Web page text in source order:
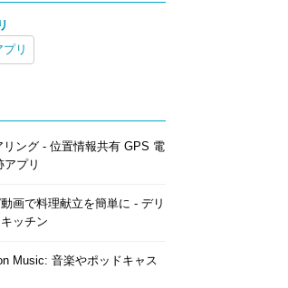
リ
リング - 位置情報共有 GPS 電
アプリ
画で料理献立を簡単‪に - デリ
ッチン
Music: 音楽やポッドキャス